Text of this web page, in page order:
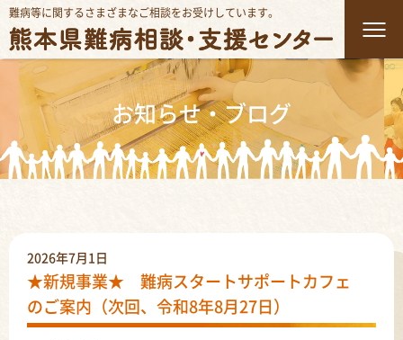
難病等に関するさまざまなご相談をお受けしています。
お知らせ・ブログ
2026年7月1日
★新規事業★ 難病スタートサポートカフェ
のご案内（次回、令和8年8月27日）